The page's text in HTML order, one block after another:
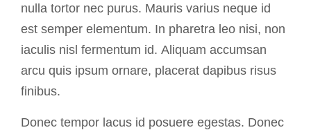
nulla tortor nec purus. Mauris varius neque id
est semper elementum. In pharetra leo nisi, non
iaculis nisl fermentum id. Aliquam accumsan
arcu quis ipsum ornare, placerat dapibus risus
finibus.
Donec tempor lacus id posuere egestas. Donec